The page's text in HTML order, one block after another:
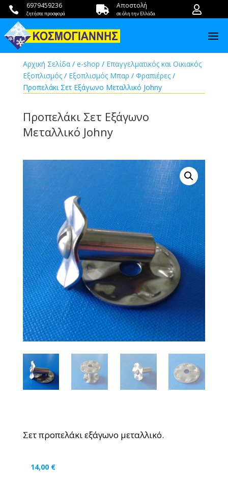
 6979459236
ζητήστε προσφορά  Αποστολή
σε όλη την Ελλάδα 
Αρχική Σελίδα/ e-shop / Επαγγελματικός και Οικιακός
Εξοπλισμός/ Εξοπλισμός Μπαρ / Φραπιέρες/
Προπελάκι Σετ Εξάγωνο Μεταλλικό Johny
Προπελάκι Σετ Εξάγωνο
Μεταλλικό Johny
Σετ προπελάκι εξάγωνο μεταλλικό.
14,00 €